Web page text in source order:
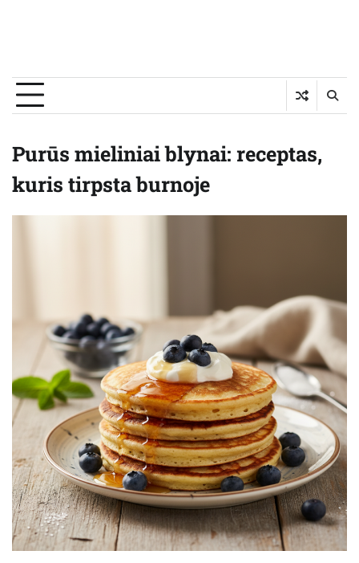
Purūs mieliniai blynai: receptas,
kuris tirpsta burnoje